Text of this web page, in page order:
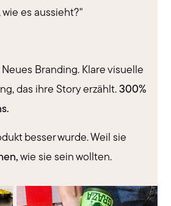
es aussieht?"
Branding. Klare visuelle
das ihre Story erzählt.300%
besser wurde. Weil sie
wie sie sein wollten.